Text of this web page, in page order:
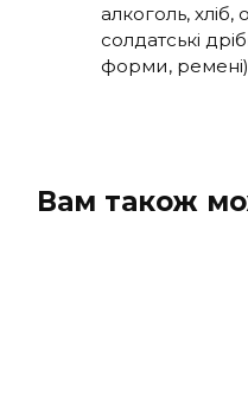
алкоголь,
солдатські
форми,
Вам також